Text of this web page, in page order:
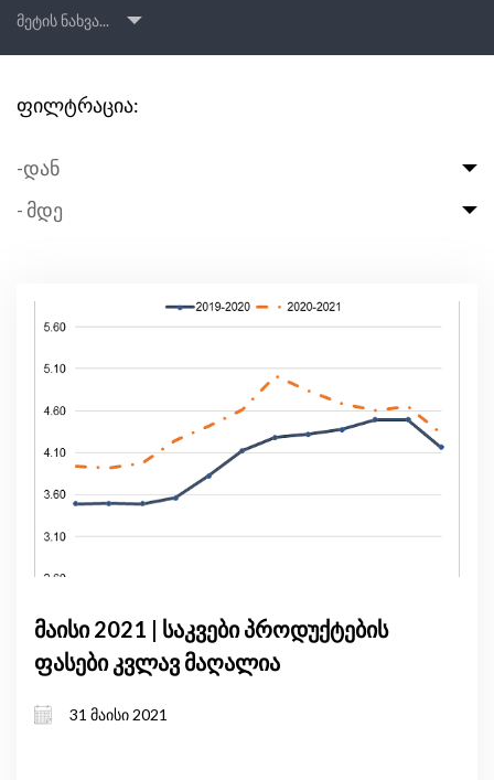
მეტის ნახვა...
ფილტრაცია:
-დან
- მდე
მაისი 2021 | საკვები პროდუქტების
ფასები კვლავ მაღალია
31 მაისი 2021